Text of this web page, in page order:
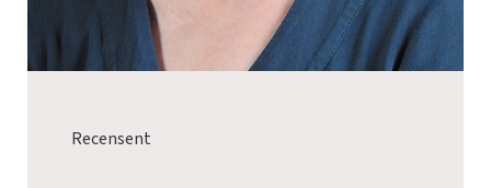
Recensent